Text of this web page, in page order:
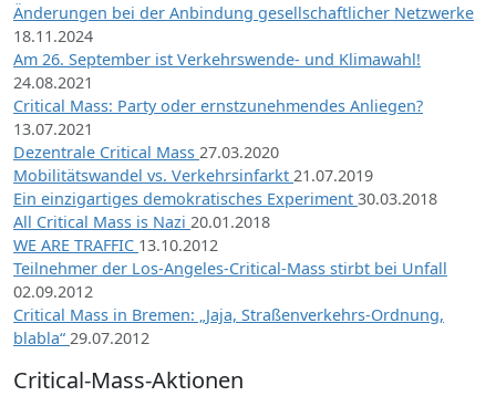
Änderungen bei der Anbindung gesellschaftlicher Netzwerke
18.11.2024
Am 26. September ist Verkehrswende- und Klimawahl!
24.08.2021
Critical Mass: Party oder ernstzunehmendes Anliegen?
13.07.2021
Dezentrale Critical Mass 27.03.2020
Mobilitätswandel vs. Verkehrsinfarkt 21.07.2019
Ein einzigartiges demokratisches Experiment 30.03.2018
All Critical Mass is Nazi 20.01.2018
WE ARE TRAFFIC 13.10.2012
Teilnehmer der Los-Angeles-Critical-Mass stirbt bei Unfall
02.09.2012
Critical Mass in Bremen: „Jaja, Straßenverkehrs-Ordnung,
blabla“ 29.07.2012
Critical-Mass-Aktionen